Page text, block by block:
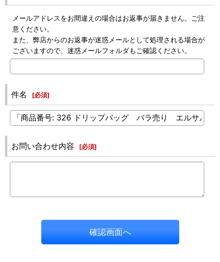
メールアドレスをお間違えの場合はお返事が届きません。ご注
意ください。
また、弊店からのお返事が迷惑メールとして処理される場合が
ございますので、迷惑メールフォルダもご確認ください。
件名 [必須]
お問い合わせ内容 [必須]
確認画面へ